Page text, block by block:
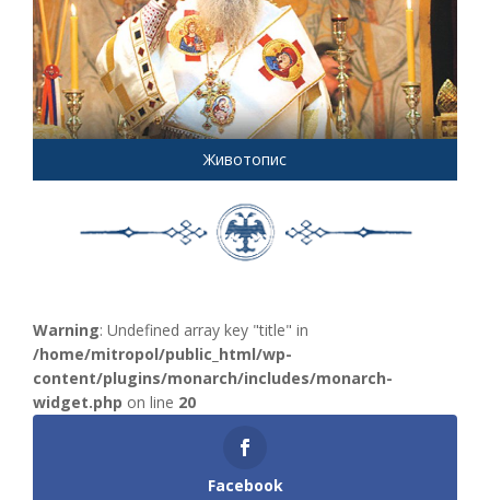
Животопис
Warning: Undefined array key "title" in
/home/mitropol/public_html/wp-
content/plugins/monarch/includes/monarch-
widget.php on line 20
Facebook